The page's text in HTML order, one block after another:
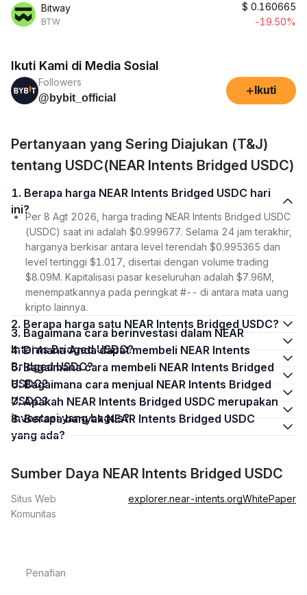
Bitway
BTW
$ 0.160665
-19.50%
Ikuti Kami di Media Sosial
Followers
@bybit_official
+ Ikuti
Pertanyaan yang Sering Diajukan (T&J)
tentang USDC(NEAR Intents Bridged USDC)
1. Berapa harga NEAR Intents Bridged USDC hari
ini?
Per 8 Agt 2026, harga trading NEAR Intents Bridged USDC
(USDC) saat ini adalah $0.999677. Selama 24 jam terakhir,
harganya berkisar antara level terendah $0.995365 dan
level tertinggi $1.017, disertai dengan volume trading
$8.09M. Kapitalisasi pasar keseluruhan adalah $7.96M,
menempatkannya pada peringkat #-- di antara mata uang
kripto lainnya.
2. Berapa harga satu NEAR Intents Bridged USDC?
3. Bagaimana cara berinvestasi dalam NEAR
Intents Bridged USDC?
4. Di mana Anda dapat membeli NEAR Intents
Bridged USDC?
5. Bagaimana cara membeli NEAR Intents Bridged
USDC?
6. Bagaimana cara menjual NEAR Intents Bridged
USDC?
7. Apakah NEAR Intents Bridged USDC merupakan
investasi yang bagus?
8. Berapa banyak NEAR Intents Bridged USDC
yang ada?
Sumber Daya NEAR Intents Bridged USDC
Situs Web explorer.near-intents.orgWhitePaper
Komunitas
Penafian